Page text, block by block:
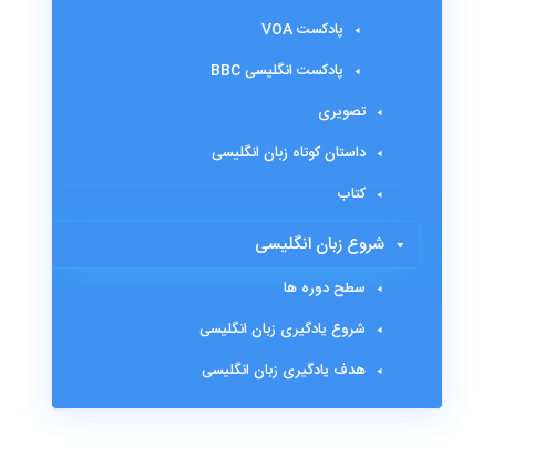
پادکست VOA
پادکست انگلیسی BBC
تصویری
داستان کوتاه زبان انگلیسی
کتاب
شروع زبان انگلیسی
سطح دوره ها
شروع یادگیری زبان انگلیسی
هدف یادگیری زبان انگلیسی